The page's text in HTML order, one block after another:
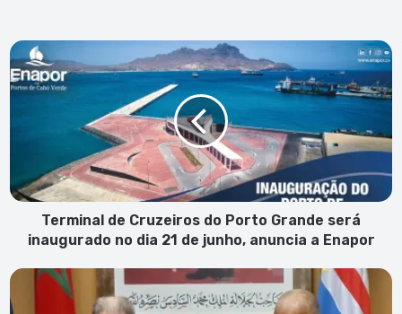
Terminal
de
Cruzeiros
inaugurado
no
junho,
anuncia
Terminal de Cruzeiros do Porto Grande será
inaugurado no dia 21 de junho, anuncia a Enapor
PGR
assina